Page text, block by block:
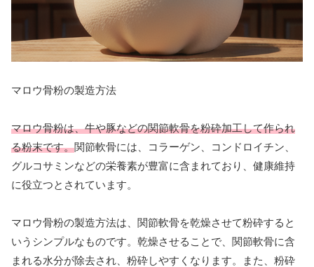
マロウ骨粉の製造方法
マロウ骨粉は、牛や豚などの関節軟骨を粉砕加工して作られ
る粉末です。関節軟骨には、コラーゲン、コンドロイチン、
グルコサミンなどの栄養素が豊富に含まれており、健康維持
に役立つとされています。
マロウ骨粉の製造方法は、関節軟骨を乾燥させて粉砕すると
いうシンプルなものです。乾燥させることで、関節軟骨に含
まれる水分が除去され、粉砕しやすくなります。また、粉砕